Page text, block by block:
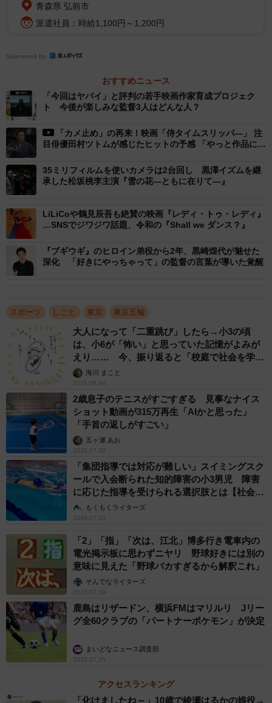
青森県 弘前市
派遣社員：時給1,100円～1,200円
Sponsored by
おすすめニュース
「今回はヤバイ」と評判の若手映画作家育成プロジェク
ト 今後が楽しみな監督3人はどんな人？
「カメ止め」の再来！映画「侍タイムスリッパ―」 注
目俳優田村ツトムが感じたヒットの予感 「やっと作品に巡
35ミリフィルムを使いカメラは2台回し 黒澤イズムを継
承した松坂桃李主演『雪の花―ともに在りて―』
LiLiCoや鶴見辰吾も絶賛の映画『レディ・トゥ・レディ』
…SNSでジワジワ話題、令和の『Shall we ダンス？』
『ブギウギ』のヒロイン弟役から2年、黒崎煌代が魅せた
深化 「好きにやっちゃって」の監督の言葉が導いた覚醒
スポーツ しごと 東京 東京五輪
大人になって「二重跳び」したら→小3の頃
は、小6が「怖い」と思っていた記憶がよみが
えり…… 今、振り返ると「校庭で社会を学ん
でいった」【漫画】
海川 まこと
2026.08.04
2歳息子のテニスがすごすぎる 見事なナイス
ショット動画が315万再生「AIかと思った」
「手首の返しがすごい」
五ヶ瀬 あお
2026.07.30
「集団指導では対応が難しい」スイミングスク
ールで入会断られた知的障害の小3男児 障害
に応じた指導を受けられる選択肢とは【社会福
祉士が解説】
もくもくライターズ
2026.07.29
「2」「指」「次は、江北」博多行き電車内の
電光掲示板に思わずニヤリ 野球好きには別の
意味に見えた「野球バカすぎるから解釈これ」
そんでなライターズ
2026.07.29
鹿島はリザードン、横浜FMはマリルリ Jリー
グ全60クラブの「パートナーポケモン」が決定
まいどなニュース調査部
2026.07.25
アクセスランキング
「化けましたね～」10歳で綾瀬はるかの娘役→